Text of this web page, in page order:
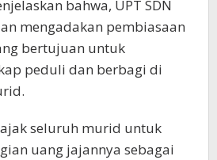
bahwa, UPT SDN
mengadakan pembiasaan
bertujuan untuk
peduli dan berbagi di
seluruh murid untuk
uang jajannya sebagai